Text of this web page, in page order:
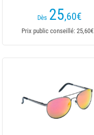
Dès 25,60€
Prix public conseillé: 25,60€